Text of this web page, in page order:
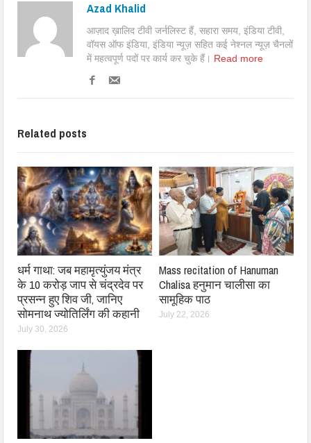
Azad Khalid
आज़ाद ख़ालिद टीवी जर्नलिस्ट हैं, सहारा समय, इंडिया टीवी,
वॉयस ऑफ इंडिया, इंडिया न्यूज़ सहित कई नेश्नल न्यूज़ चैनलों
में महत्वपूर्ण पदों पर कार्य कर चुके हैं। Read more
Related posts
धर्म गाथा: जब महामृत्युंजय मंत्र
के 10 करोड़ जाप से चंद्रदेव पर
प्रसन्न हुए शिव जी, जानिए
सोमनाथ ज्योतिर्लिंग की कहानी
July 30, 2026
Mass recitation of Hanuman
Chalisa हनुमान चालीसा का
सामूहिक पाठ
July 22, 2026